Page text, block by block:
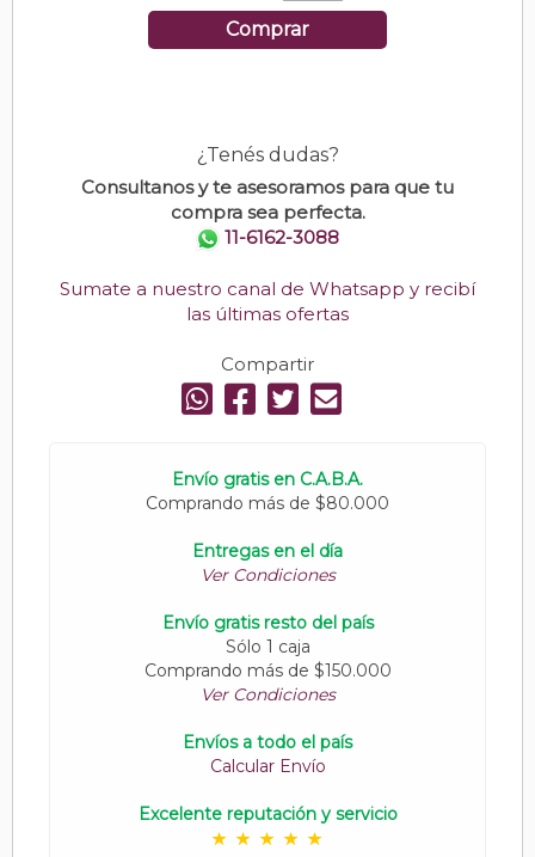
Comprar
¿Tenés dudas?
Consultanos y te asesoramos para que tu
compra sea perfecta.
11-6162-3088
Sumate a nuestro canal de Whatsapp y recibí
las últimas ofertas
Compartir
Envío gratis en C.A.B.A.
Comprando más de $80.000
Entregas en el día
Ver Condiciones
Envío gratis resto del país
Sólo 1 caja
Comprando más de $150.000
Ver Condiciones
Envíos a todo el país
Calcular Envío
Excelente reputación y servicio